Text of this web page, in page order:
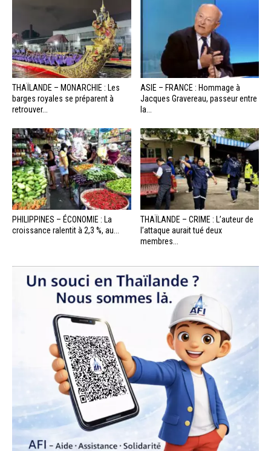
THAÏLANDE – MONARCHIE : Les
barges royales se préparent à
retrouver...
ASIE – FRANCE : Hommage à
Jacques Gravereau, passeur entre
la...
PHILIPPINES – ÉCONOMIE : La
croissance ralentit à 2,3 %, au...
THAÏLANDE – CRIME : L’auteur de
l’attaque aurait tué deux
membres...